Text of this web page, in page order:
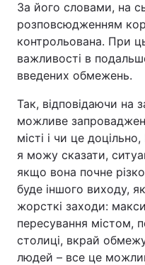
Тема оформлення
За його словами, на
розповсюдженням
контрольована. При
важливості в
введених обмежень.
Так, відповідаючи на
можливе
місті і чи це
я можу сказати,
якщо вона почне
буде іншого виходу,
жорсткі заходи:
пересування містом,
столиці, вкрай
людей – все це